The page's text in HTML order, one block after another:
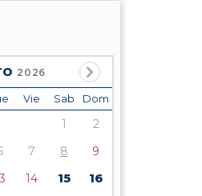
2026
Vie Sab Dom
1
2
7 8
9
14 15
16